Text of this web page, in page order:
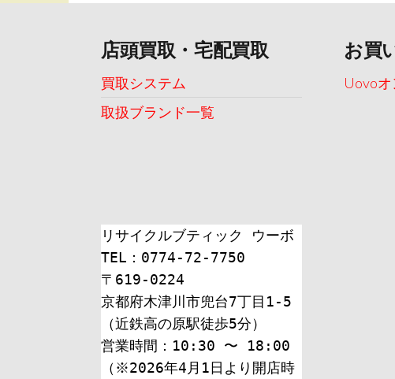
店頭買取・宅配買取
買取システム
取扱ブランド一覧
お買
Uovo
リサイクルブティック ウーボ
TEL：0774-72-7750
〒619-0224
京都府木津川市兜台7丁目1-5
（近鉄高の原駅徒歩5分）
営業時間：10:30 〜 18:00
（※2026年4月1日より開店時